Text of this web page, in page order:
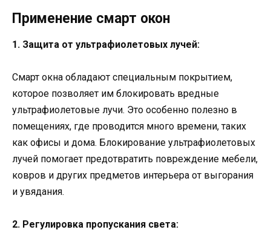
Применение смарт окон
1. Защита от ультрафиолетовых лучей:
Смарт окна обладают специальным покрытием,
которое позволяет им блокировать вредные
ультрафиолетовые лучи. Это особенно полезно в
помещениях, где проводится много времени, таких
как офисы и дома. Блокирование ультрафиолетовых
лучей помогает предотвратить повреждение мебели,
ковров и других предметов интерьера от выгорания
и увядания.
2. Регулировка пропускания света: